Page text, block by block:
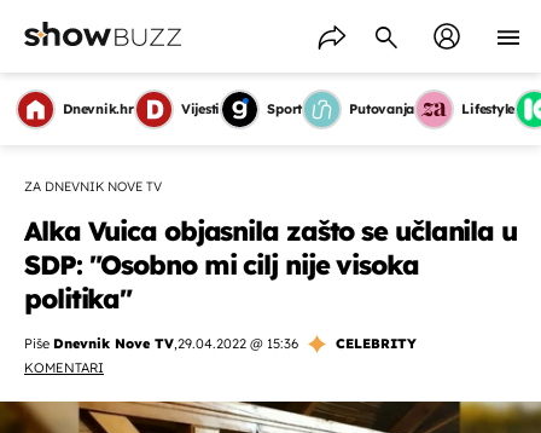
Dnevnik.hr Vijesti Sport Putovanja Lifestyle
ZA DNEVNIK NOVE TV
Alka Vuica objasnila zašto se učlanila u
SDP: "Osobno mi cilj nije visoka
politika"
Piše Dnevnik Nove TV,29.04.2022 @ 15:36
CELEBRITY
KOMENTARI